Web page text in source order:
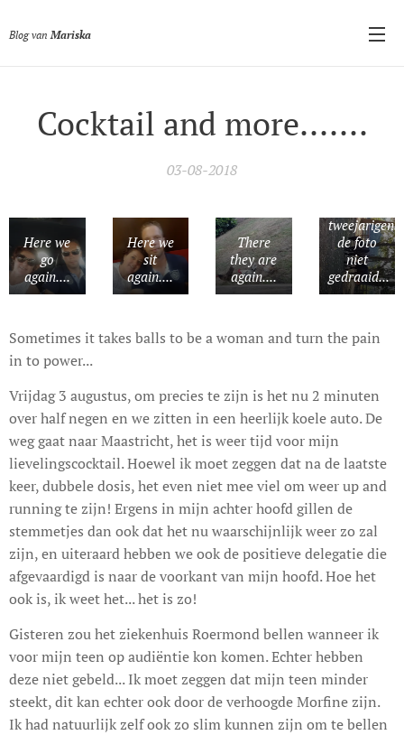
Blog van Mariska
Cocktail and more.......
03-08-2018
Here we
go
again....
Here we
sit
again....
There
they are
again....
de foto
niet
gedraaid...
Sometimes it takes balls to be a woman and turn the pain
in to power...
Vrijdag 3 augustus, om precies te zijn is het nu 2 minuten
over half negen en we zitten in een heerlijk koele auto. De
weg gaat naar Maastricht, het is weer tijd voor mijn
lievelingscocktail. Hoewel ik moet zeggen dat na de laatste
keer, dubbele dosis, het even niet mee viel om weer up and
running te zijn! Ergens in mijn achter hoofd gillen de
stemmetjes dan ook dat het nu waarschijnlijk weer zo zal
zijn, en uiteraard hebben we ook de positieve delegatie die
afgevaardigd is naar de voorkant van mijn hoofd. Hoe het
ook is, ik weet het... het is zo!
Gisteren zou het ziekenhuis Roermond bellen wanneer ik
voor mijn teen op audiëntie kon komen. Echter hebben
deze niet gebeld... Ik moet zeggen dat mijn teen minder
steekt, dit kan echter ook door de verhoogde Morfine zijn.
Ik had natuurlijk zelf ook zo slim kunnen zijn om te bellen